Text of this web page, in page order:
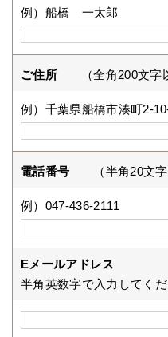
例）船橋 一太郎
ご住所 （全角200文字
例）千葉県船橋市湊町2-
電話番号 （半角20文
例）047-436-2111
Eメールアドレス
半角英数字で入力してく